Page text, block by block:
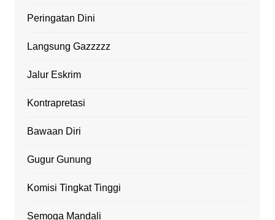
Peringatan Dini
Langsung Gazzzzz
Jalur Eskrim
Kontrapretasi
Bawaan Diri
Gugur Gunung
Komisi Tingkat Tinggi
Semoga Mandali